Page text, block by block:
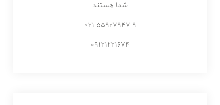
شما هستند
021-55927947-9
09121221674